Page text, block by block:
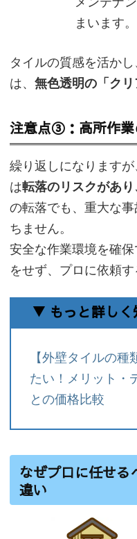
まいます。
タイルの質感を活か
は、 無色透明の「クリ
注意点③：高所作業
繰り返しになります
は転落のリスクがあ
の転落でも、重大な
ちません。
安全な作業環境を確
をせず、プロに依頼
▼ もっと詳しく
【外壁タイルの
たい！メリット・
との価格比較
なぜプロに任せる
違い